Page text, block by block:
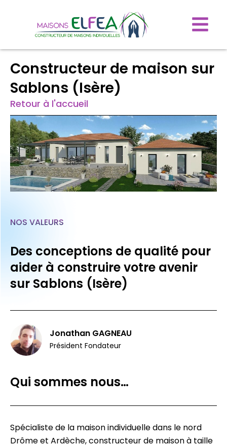
Constructeur de maison sur
Sablons (Isère)
Retour à l'accueil
Qui sommes nous…
Spécialiste de la maison individuelle dans le nord
Drôme et Ardèche, constructeur de maison à taille
NOS VALEURS
Des conceptions de qualité pour
aider à construire votre avenir
sur Sablons (Isère)
Jonathan GAGNEAU
Président Fondateur